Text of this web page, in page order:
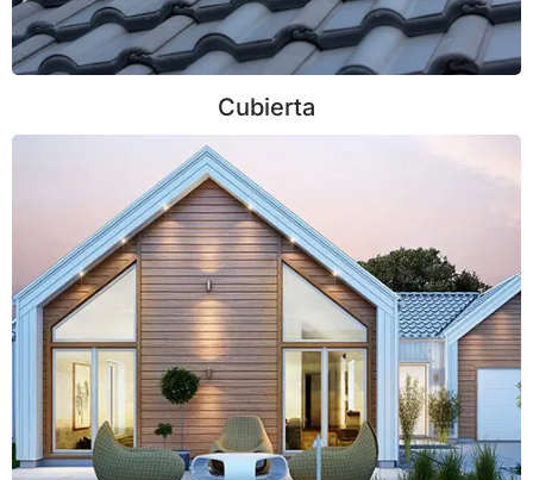
Cubierta